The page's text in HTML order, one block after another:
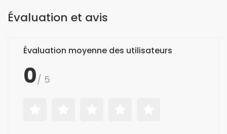
Évaluation et avis
Évaluation moyenne des utilisateurs
0/ 5